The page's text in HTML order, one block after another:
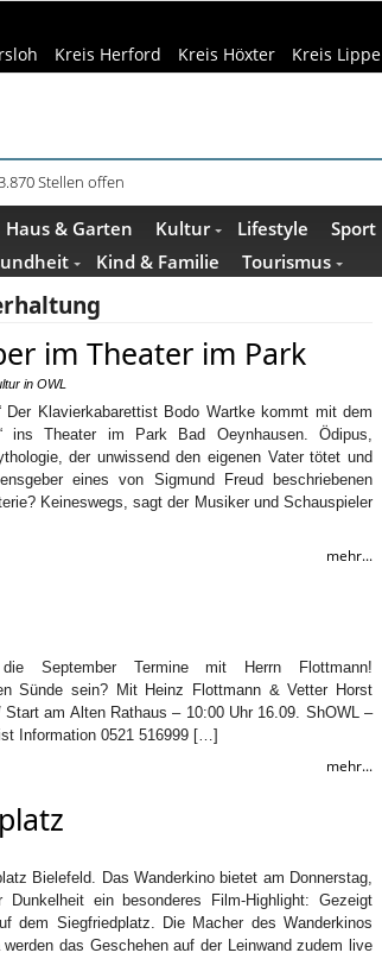
Kreis Herford Kreis Höxter Kreis Lippe
Stellen offen
Ressourcen
Haus & Garten Kultur Lifestyle Sport
Kind & Familie Tourismus
im Theater im Park
in OWL
Der Klavierkabarettist Bodo Wartke kommt mit dem
ins Theater im Park Bad Oeynhausen. Ödipus,
der unwissend den eigenen Vater tötet und
eines von Sigmund Freud beschriebenen
Keineswegs, sagt der Musiker und Schauspieler
mehr...
September Termine mit Herrn Flottmann!
Sünde sein? Mit Heinz Flottmann & Vetter Horst
am Alten Rathaus – 10:00 Uhr 16.09. ShOWL –
Information 0521 516999 […]
mehr...
Bielefeld. Das Wanderkino bietet am Donnerstag,
ein besonderes Film-Highlight: Gezeigt
dem Siegfriedplatz. Die Macher des Wanderkinos
das Geschehen auf der Leinwand zudem live